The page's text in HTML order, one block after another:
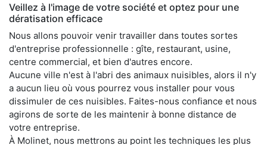
Veillez à l'image de votre société et optez pour une
dératisation efficace
Nous allons pouvoir venir travailler dans toutes sortes
d'entreprise professionnelle : gîte, restaurant, usine,
centre commercial, et bien d'autres encore.
Aucune ville n'est à l'abri des animaux nuisibles, alors il n'y
a aucun lieu où vous pourrez vous installer pour vous
dissimuler de ces nuisibles. Faites-nous confiance et nous
agirons de sorte de les maintenir à bonne distance de
votre entreprise.
À Molinet, nous mettrons au point les techniques les plus